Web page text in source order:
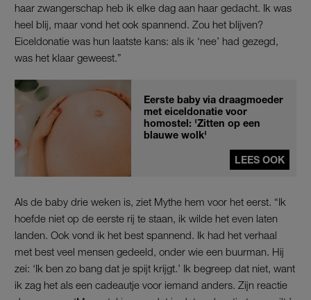
haar zwangerschap heb ik elke dag aan haar gedacht. Ik was
heel blij, maar vond het ook spannend. Zou het blijven?
Eiceldonatie was hun laatste kans: als ik ‘nee’ had gezegd,
was het klaar geweest.”
Eerste baby via draagmoeder
met eiceldonatie voor
homostel: 'Zitten op een
blauwe wolk'
LEES OOK
Als de baby drie weken is, ziet Mythe hem voor het eerst. “Ik
hoefde niet op de eerste rij te staan, ik wilde het even laten
landen. Ook vond ik het best spannend. Ik had het verhaal
met best veel mensen gedeeld, onder wie een buurman. Hij
zei: ‘Ik ben zo bang dat je spijt krijgt.’ Ik begreep dat niet, want
ik zag het als een cadeautje voor iemand anders. Zijn reactie